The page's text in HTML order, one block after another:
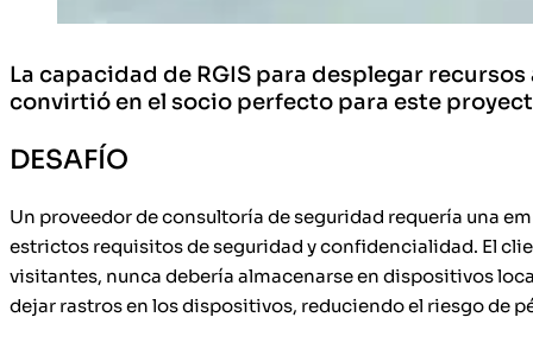
La capacidad de RGIS para desplegar
convirtió en el socio perfecto para este
DESAFÍO
Un proveedor de consultoría de seguridad requería una
estrictos requisitos de seguridad y confidencialidad. El
visitantes, nunca debería almacenarse en dispositivos
dejar rastros en los dispositivos, reduciendo el riesgo de